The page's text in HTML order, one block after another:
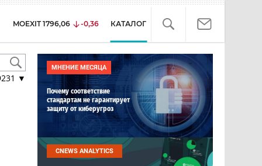
MOEXIT 1796,06 -0,36 КАТАЛОГ
▼
МНЕНИЕ МЕСЯЦА
Почему соответствие
стандартам не гарантирует
защиту от киберугроз
CNEWS ANALYTICS